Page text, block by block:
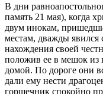
В дни
память 21 мая), когда
двум инокам,
местам, дважды явился
нахождения своей
положив ее в мешок из
домой. По дороге они
дали ему нести
горшечник спокойно